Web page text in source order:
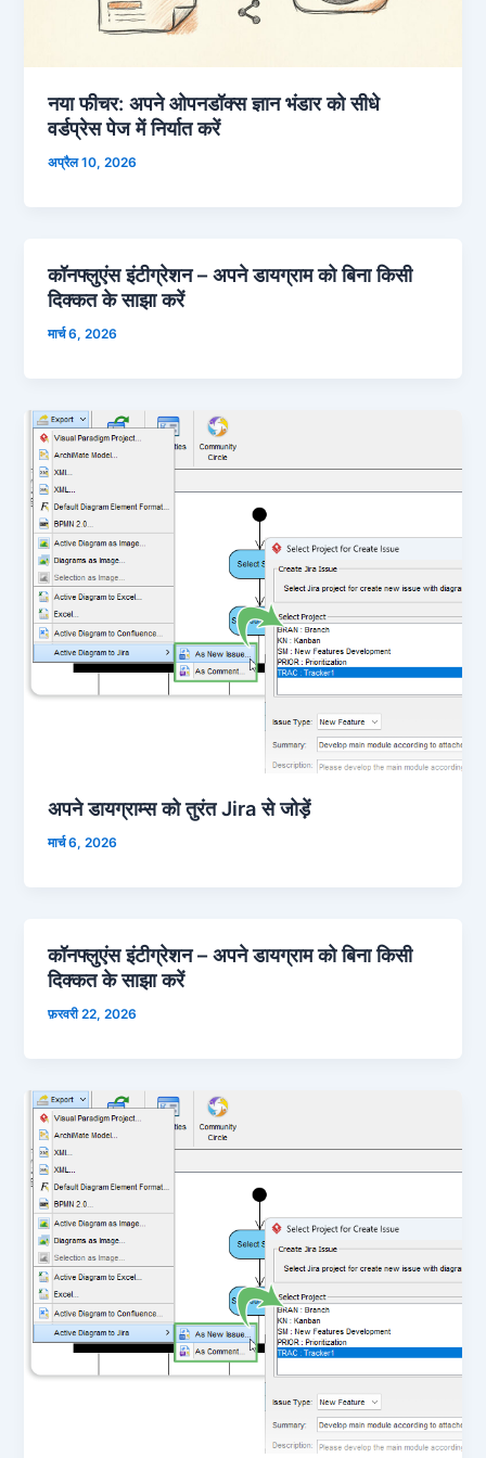
नया फीचर: अपने ओपनडॉक्स ज्ञान भंडार को सीधे
वर्डप्रेस पेज में निर्यात करें
अप्रैल 10, 2026
कॉनफ्लुएंस इंटीग्रेशन – अपने डायग्राम को बिना किसी
दिक्कत के साझा करें
मार्च 6, 2026
अपने डायग्राम्स को तुरंत Jira से जोड़ें
मार्च 6, 2026
कॉनफ्लुएंस इंटीग्रेशन – अपने डायग्राम को बिना किसी
दिक्कत के साझा करें
फ़रवरी 22, 2026